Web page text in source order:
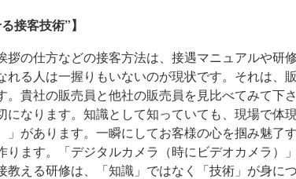
接客技術”】
の仕方などの接客方法は、接遇マニュアルや研
る人は一握りもいないのが現状です。それは、
貴社の販売員と他社の販売員を見比べてみて下
なります。知識として知っていても、現場で体
があります。一瞬にしてお客様の心を掴み魅了
ます。「デジタルカメラ（時にビデオカメラ）
える研修は、「知識」ではなく「技術」が身に